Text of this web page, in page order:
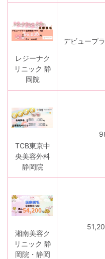
レジーナク
リニック 静
岡院
デビュープ
TCB東京中
央美容外科
静岡院
湘南美容ク
リニック 静
岡院・静岡